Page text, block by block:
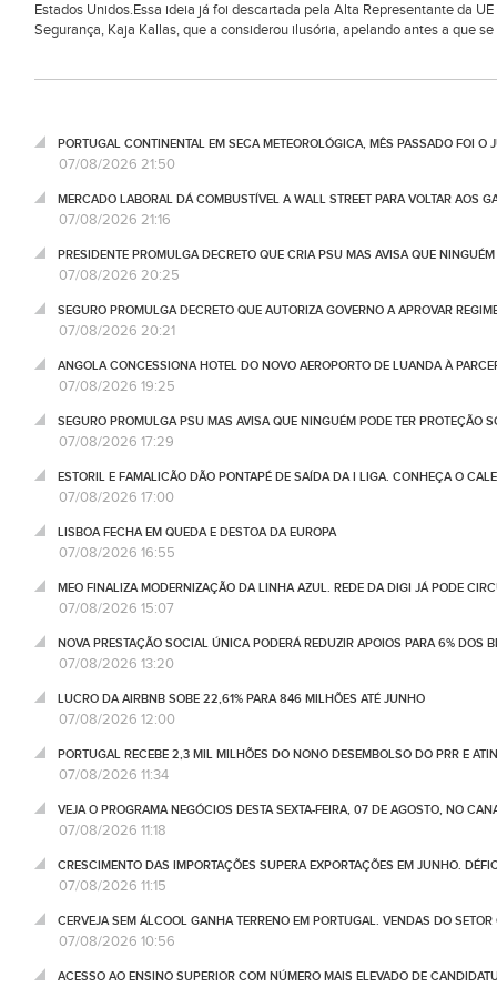
Estados Unidos.Essa ideia já foi descartada pela Alta Representante da
Segurança, Kaja Kallas, que a considerou ilusória, apelando antes a que
PORTUGAL CONTINENTAL EM SECA METEOROLÓGICA, MÊS PASSADO FOI O
07/08/2026 21:50
MERCADO LABORAL DÁ COMBUSTÍVEL A WALL STREET PARA VOLTAR AOS
07/08/2026 21:16
PRESIDENTE PROMULGA DECRETO QUE CRIA PSU MAS AVISA QUE
07/08/2026 20:25
SEGURO PROMULGA DECRETO QUE AUTORIZA GOVERNO A APROVAR
07/08/2026 20:21
ANGOLA CONCESSIONA HOTEL DO NOVO AEROPORTO DE LUANDA À
07/08/2026 19:25
SEGURO PROMULGA PSU MAS AVISA QUE NINGUÉM PODE TER PROTEÇÃO
07/08/2026 17:29
ESTORIL E FAMALICÃO DÃO PONTAPÉ DE SAÍDA DA I LIGA. CONHEÇA O
07/08/2026 17:00
LISBOA FECHA EM QUEDA E DESTOA DA EUROPA
07/08/2026 16:55
MEO FINALIZA MODERNIZAÇÃO DA LINHA AZUL. REDE DA DIGI JÁ PODE
07/08/2026 15:07
NOVA PRESTAÇÃO SOCIAL ÚNICA PODERÁ REDUZIR APOIOS PARA 6% DOS
07/08/2026 13:20
LUCRO DA AIRBNB SOBE 22,61% PARA 846 MILHÕES ATÉ JUNHO
07/08/2026 12:00
PORTUGAL RECEBE 2,3 MIL MILHÕES DO NONO DESEMBOLSO DO PRR E
07/08/2026 11:34
VEJA O PROGRAMA NEGÓCIOS DESTA SEXTA-FEIRA, 07 DE AGOSTO, NO
07/08/2026 11:18
CRESCIMENTO DAS IMPORTAÇÕES SUPERA EXPORTAÇÕES EM JUNHO.
07/08/2026 11:15
CERVEJA SEM ÁLCOOL GANHA TERRENO EM PORTUGAL. VENDAS DO
07/08/2026 10:56
ACESSO AO ENSINO SUPERIOR COM NÚMERO MAIS ELEVADO DE